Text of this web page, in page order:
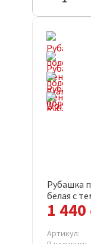
Рубашка
белая с
1 440
Артикул: